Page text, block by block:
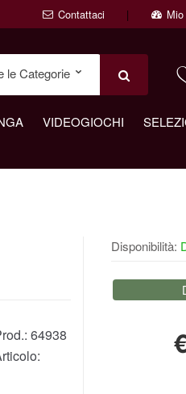
Contattaci
VIDEOGIOCHI
64938
Disponibilità: